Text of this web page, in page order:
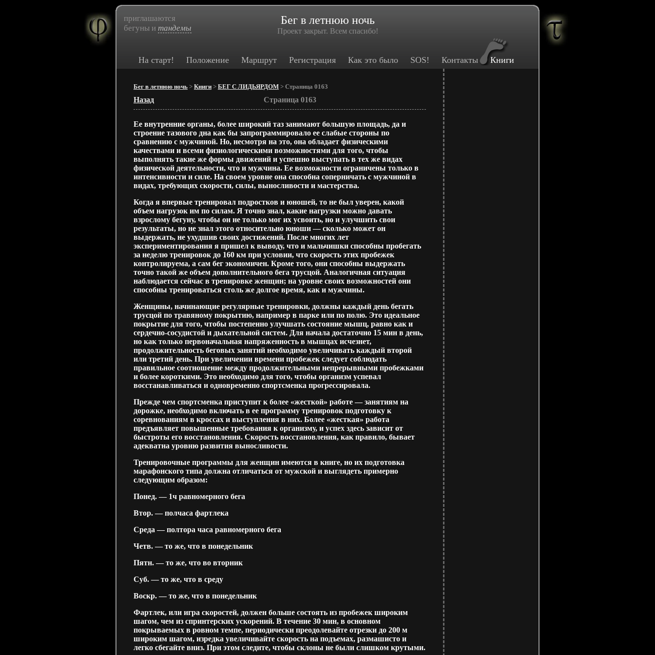
приглашаются
бегуны и тандемы
Бег в летнюю ночь
Проект закрыт. Всем спасибо!
На старт! Положение Маршрут Регистрация Как это было SOS! Контакты Книги
Бег в летнюю ночь > Книги > БЕГ С ЛИДЬЯРДОМ > Страница 0163
Назад Страница 0163
Ее внутренние органы, более широкий таз занимают большую площадь, да и
строение тазового дна как бы запрограммировало ее слабые стороны по
сравнению с мужчиной. Но, несмотря на это, она обладает физическими
качествами и всеми физиологическими возможностями для того, чтобы
выполнять такие же формы движений и успешно выступать в тех же видах
физической деятельности, что и мужчина. Ее возможности ограничены только в
интенсивности и силе. На своем уровне она способна соперничать с мужчиной в
видах, требующих скорости, силы, выносливости и мастерства.
Когда я впервые тренировал подростков и юношей, то не был уверен, какой
объем нагрузок им по силам. Я точно знал, какие нагрузки можно давать
взрослому бегуну, чтобы он не только мог их усвоить, но и улучшить свои
результаты, но не знал этого относительно юноши — сколько может он
выдержать, не ухудшив своих достижений. После многих лет
экспериментирования я пришел к выводу, что и мальчишки способны пробегать
за неделю тренировок до 160 км при условии, что скорость этих пробежек
контролируема, а сам бег экономичен. Кроме того, они способны выдержать
точно такой же объем дополнительного бега трусцой. Аналогичная ситуация
наблюдается сейчас в тренировке женщин; на уровне своих возможностей они
способны тренироваться столь же долгое время, как и мужчины.
Женщины, начинающие регулярные тренировки, должны каждый день бегать
трусцой по травяному покрытию, например в парке или по полю. Это идеальное
покрытие для того, чтобы постепенно улучшать состояние мышц, равно как и
сердечно-сосудистой и дыхательной систем. Для начала достаточно 15 мин в день,
но как только первоначальная напряженность в мышцах исчезнет,
продолжительность беговых занятий необходимо увеличивать каждый второй
или третий день. При увеличении времени пробежек следует соблюдать
правильное соотношение между продолжительными непрерывными пробежками
и более короткими. Это необходимо для того, чтобы организм успевал
восстанавливаться и одновременно спортсменка прогрессировала.
Прежде чем спортсменка приступит к более «жесткой» работе — занятиям на
дорожке, необходимо включать в ее программу тренировок подготовку к
соревнованиям в кроссах и выступления в них. Более «жесткая» работа
предъявляет повышенные требования к организму, и успех здесь зависит от
быстроты его восстановления. Скорость восстановления, как правило, бывает
адекватна уровню развития выносливости.
Тренировочные программы для женщин имеются в книге, но их подготовка
марафонского типа должна отличаться от мужской и выглядеть примерно
следующим образом:
Понед. — 1ч равномерного бега
Втор. — полчаса фартлека
Среда — полтора часа равномерного бега
Четв. — то же, что в понедельник
Пятн. — то же, что во вторник
Суб. — то же, что в среду
Воскр. — то же, что в понедельник
Фартлек, или игра скоростей, должен больше состоять из пробежек широким
шагом, чем из спринтерских ускорений. В течение 30 мин, в основном
покрываемых в ровном темпе, периодически преодолевайте отрезки до 200 м
широким шагом, изредка увеличивайте скорость на подъемах, размашисто и
легко сбегайте вниз. При этом следите, чтобы склоны не были слишком крутыми.